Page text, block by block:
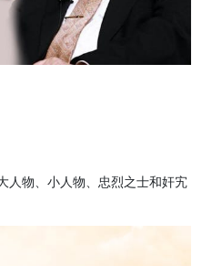
人物、小人物、忠烈之士和奸宄